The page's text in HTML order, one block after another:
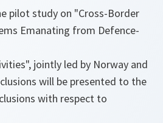
pilot study on "Cross-Border
Emanating from Defence-
jointly led by Norway and
will be presented to the
with respect to